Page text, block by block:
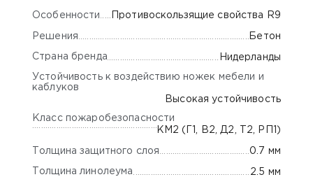
Особенности Противоскользящие свойства R9
Решения Бетон
Страна бренда Нидерланды
Устойчивость к воздействию ножек мебели и
каблуков
Высокая устойчивость
Класс пожаробезопасности
КМ2 (Г1, В2, Д2, Т2, РП1)
Толщина защитного слоя 0.7 мм
Толщина линолеума 2.5 мм